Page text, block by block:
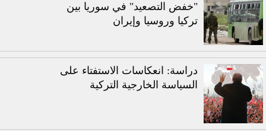
"خفض التصعيد" في سوريا بين
تركيا وروسيا وإيران
دراسة: انعكاسات الاستفتاء على
السياسة الخارجية التركية